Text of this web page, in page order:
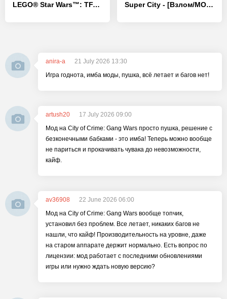
LEGO® Star Wars™: TFA - [Взлом/МОД Бесконечные деньги] Super City - [Взлом/МОД Unlocked]
anira-a
21 July 2026 13:30
Игра годнота, имба моды, пушка, всё летает и багов нет!
artush20
17 July 2026 09:00
Мод на City of Crime: Gang Wars просто пушка, решение с
безконечными бабками - это имба! Теперь можно вообще
не париться и прокачивать чувака до невозможности,
кайф.
av36908
22 June 2026 06:00
Мод на City of Crime: Gang Wars вообще топчик,
установил без проблем. Все летает, никаких багов не
нашли, что кайф! Производительность на уровне, даже
на старом аппарате держит нормально. Есть вопрос по
лицензии: мод работает с последними обновлениями
игры или нужно ждать новую версию?